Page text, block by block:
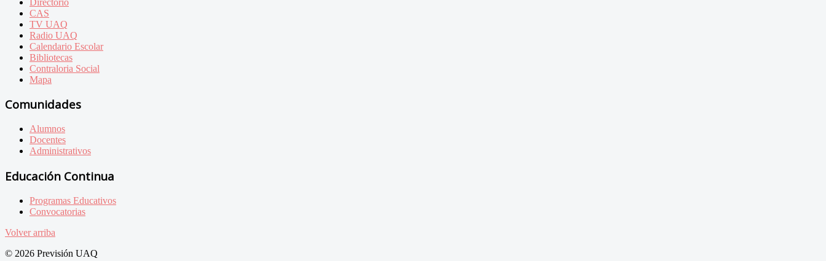
CAS
TV UAQ
Radio UAQ
Calendario Escolar
Bibliotecas
Contraloria Social
Mapa
Comunidades
Alumnos
Docentes
Administrativos
Educación Continua
Programas Educativos
Convocatorias
Volver arriba
© 2026 Previsión UAQ